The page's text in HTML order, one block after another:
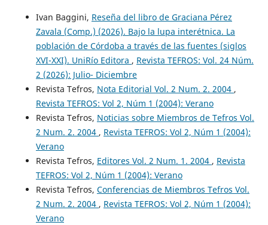
Ivan Baggini, Reseña del libro de Graciana Pérez
Zavala (Comp.) (2026). Bajo la lupa interétnica. La
población de Córdoba a través de las fuentes (siglos
XVI-XXI). UniRío Editora , Revista TEFROS: Vol. 24 Núm.
2 (2026): Julio- Diciembre
Revista Tefros, Nota Editorial Vol. 2 Num. 2. 2004 ,
Revista TEFROS: Vol 2, Núm 1 (2004): Verano
Revista Tefros, Noticias sobre Miembros de Tefros Vol.
2 Num. 2. 2004 , Revista TEFROS: Vol 2, Núm 1 (2004):
Verano
Revista Tefros, Editores Vol. 2 Num. 1. 2004 , Revista
TEFROS: Vol 2, Núm 1 (2004): Verano
Revista Tefros, Conferencias de Miembros Tefros Vol.
2 Num. 2. 2004 , Revista TEFROS: Vol 2, Núm 1 (2004):
Verano